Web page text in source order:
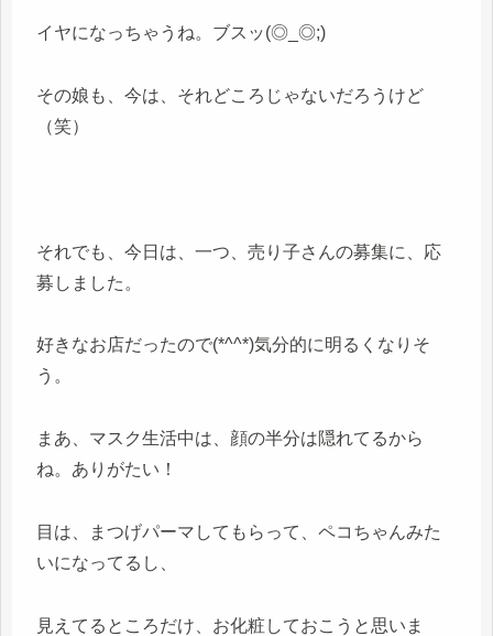
イヤになっちゃうね。ブスッ(◎_◎;)
その娘も、今は、それどころじゃないだろうけど
（笑）
それでも、今日は、一つ、売り子さんの募集に、応
募しました。
好きなお店だったので(*^^*)気分的に明るくなりそ
う。
まあ、マスク生活中は、顔の半分は隠れてるから
ね。ありがたい！
目は、まつげパーマしてもらって、ペコちゃんみた
いになってるし、
見えてるところだけ、お化粧しておこうと思いま